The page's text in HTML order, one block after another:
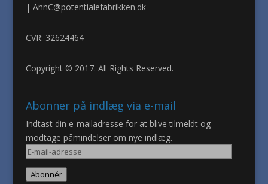
| AnnC@potentialefabrikken.dk
CVR: 32624464
Copyright © 2017. All Rights Reserved.
Abonner på indlæg via e-mail
Indtast din e-mailadresse for at blive tilmeldt og
modtage påmindelser om nye indlæg.
E-
adresse
Abonnér